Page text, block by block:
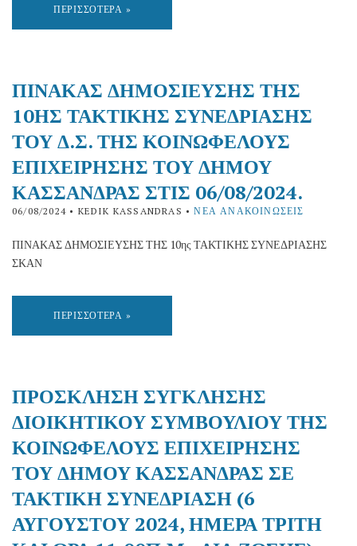
ΠΕΡΙΣΣΌΤΕΡΑ »
ΠΙΝΑΚΑΣ ΔΗΜΟΣΙΕΥΣΗΣ ΤΗΣ
10ΗΣ ΤΑΚΤΙΚΗΣ ΣΥΝΕΔΡΙΑΣΗΣ
ΤΟΥ Δ.Σ. ΤΗΣ ΚΟΙΝΩΦΕΛΟΥΣ
ΕΠΙΧΕΙΡΗΣΗΣ ΤΟΥ ΔΗΜΟΥ
ΚΑΣΣΑΝΔΡΑΣ ΣΤΙΣ 06/08/2024.
06/08/2024 • KEDIK KASSANDRAS •ΝΈΑ ΑΝΑΚΟΙΝΏΣΕΙΣ
ΠΙΝΑΚΑΣ ΔΗΜΟΣΙΕΥΣΗΣ ΤΗΣ 10ης ΤΑΚΤΙΚΗΣ ΣΥΝΕΔΡΙΑΣΗΣ
ΣΚΑΝ
ΠΕΡΙΣΣΌΤΕΡΑ »
ΠΡΟΣΚΛΗΣΗ ΣΥΓΚΛΗΣΗΣ
ΔΙΟΙΚΗΤΙΚΟΥ ΣΥΜΒΟΥΛΙΟΥ ΤΗΣ
ΚΟΙΝΩΦΕΛΟΥΣ ΕΠΙΧΕΙΡΗΣΗΣ
ΤΟΥ ΔΗΜΟΥ ΚΑΣΣΑΝΔΡΑΣ ΣΕ
ΤΑΚΤΙΚΗ ΣΥΝΕΔΡΙΑΣΗ (6
ΑΥΓΟΥΣΤΟΥ 2024, ΗΜΕΡΑ ΤΡΙΤΗ